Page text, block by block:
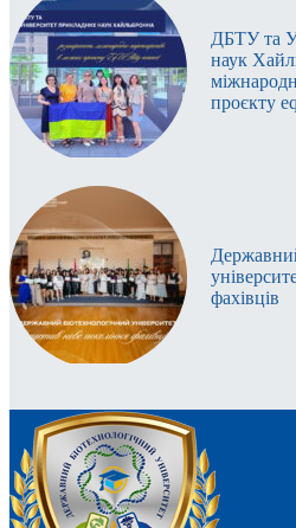
ДБТУ та
наук
проєкту
фахівців